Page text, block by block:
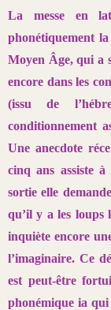
La messe en
phonétiquement
Moyen Âge, qui a
encore dans les
(issu de
conditionnement
Une anecdote
cinq ans assiste à
sortie elle
qu’il y a les loups
inquiète encore
l’imaginaire. Ce
est peut-être
phonémique iaqui